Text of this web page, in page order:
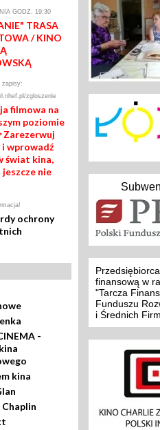
GODZ. 19:30
TRASA
/ KINO
zapisy:
zgloszenie
filmowa na
poziomie
Zarezerwuj
i wprowadź
świat kina,
nie
ochrony
-
kina
finansową w
"Tarcza
Funduszu
i Średnich